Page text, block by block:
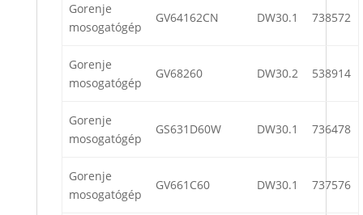
Gorenje
mosogatógép
GV64162CN DW30.1 738572
Gorenje
mosogatógép
GV68260 DW30.2 538914
Gorenje
mosogatógép
GS631D60W DW30.1 736478
Gorenje
mosogatógép
GV661C60 DW30.1 737576